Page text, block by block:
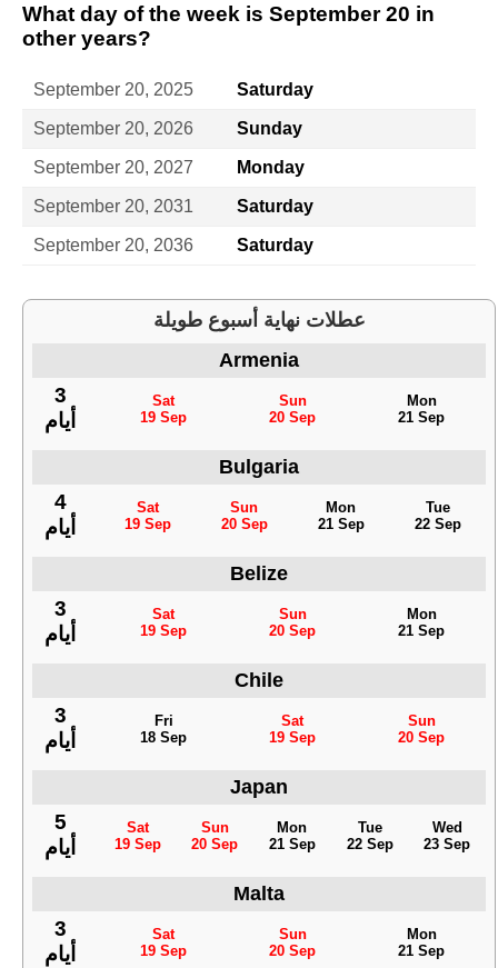
What day of the week is September 20 in
other years?
September 20, 2025 Saturday
September 20, 2026 Sunday
September 20, 2027 Monday
September 20, 2031 Saturday
September 20, 2036 Saturday
عطلات نهاية أسبوع طويلة
Armenia
3
أيام
Sat
19 Sep
Sun
20 Sep
Mon
21 Sep
Bulgaria
4
أيام
Sat
19 Sep
Sun
20 Sep
Mon
21 Sep
Tue
22 Sep
Belize
3
أيام
Sat
19 Sep
Sun
20 Sep
Mon
21 Sep
Chile
3
أيام
Fri
18 Sep
Sat
19 Sep
Sun
20 Sep
Japan
5
أيام
Sat
19 Sep
Sun
20 Sep
Mon
21 Sep
Tue
22 Sep
Wed
23 Sep
Malta
3
أيام
Sat
19 Sep
Sun
20 Sep
Mon
21 Sep